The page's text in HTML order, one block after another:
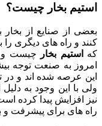
استیم بخار چیست؟
بعضی از صنایع از بخار
کنند و راه های دیگری را
که
استیم بخار
چیست و
امروز به صنعت توجه
این عرصه شده اند و در
ولی با این وجود به
نیز افزایش پیدا کرده
راه های برای پیشرفت و